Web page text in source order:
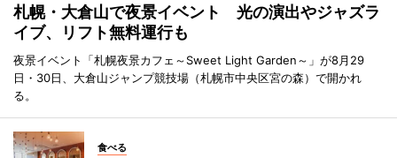
札幌・大倉山で夜景イベント 光の演出やジャズラ
イブ、リフト無料運行も
夜景イベント「札幌夜景カフェ～Sweet Light Garden～」が8月29
日・30日、大倉山ジャンプ競技場（札幌市中央区宮の森）で開かれ
る。
食べる